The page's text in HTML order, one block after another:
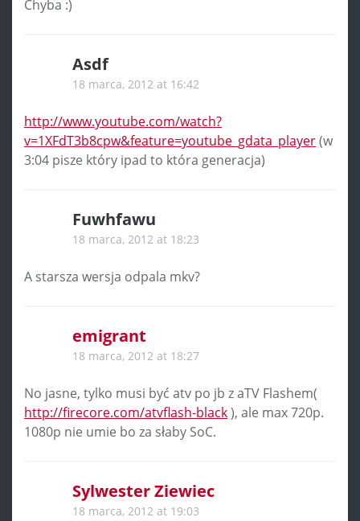
Chyba :)
Asdf
18 marca, 2012 at 16:42
http://www.youtube.com/watch?
v=1XFdT3b8cpw&feature=youtube_gdata_player(w
3:04 pisze który ipad to która generacja)
Fuwhfawu
18 marca, 2012 at 18:23
A starsza wersja odpala mkv?
emigrant
18 marca, 2012 at 18:27
No jasne, tylko musi być atv po jb z aTV Flashem(
http://firecore.com/atvflash-black), ale max 720p.
1080p nie umie bo za słaby SoC.
Sylwester Ziewiec
18 marca, 2012 at 19:03